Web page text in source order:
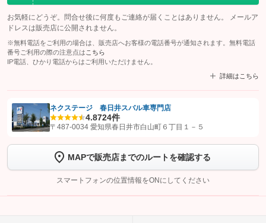
お気軽にどうぞ。問合せ後に何度もご連絡が届くことはありません。 メールア
ドレスは販売店に公開されません。
※無料電話をご利用の場合は、販売店へお客様の電話番号が通知されます。無料電話
番号ご利用の際の注意点は こちら
IP電話、ひかり電話からはご利用いただけません。
詳細はこちら
【STEP1】認証画面でグーネットを友だち追加してから「許可する」ボタンを押
トーク画面で
ボタンをタップして問い合わせを
完了してください。
こちら
ネクステージ 春日井スバル車専門店
4.8724件
〒487-0034 愛知県春日井市白山町６丁目１－５
MAPで販売店までのルートを確認する
スマートフォンの位置情報をONにしてください